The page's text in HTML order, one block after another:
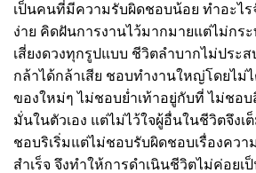
เป็นคนที่มีความรับผิดชอบน้อย ทำอะไร
ง่าย คิดฝันการงานไว้มากมายแต่ไม่กร
เสี่ยงดวงทุกรูปแบบ ชีวิตลำบากไม่ประ
กล้าได้กล้าเสีย ชอบทำงานใหญ่โดยไม่
ของใหม่ๆ ไม่ชอบย่ำเท้าอยู่กับที่ ไม่ชอบ
มั่นในตัวเอง แต่ไม่ไว้ใจผู้อื่นในชีวิตจึงเ
ชอบริเริ่มแต่ไม่ชอบรับผิดชอบเรื่องคว
สำเร็จ จึงทำให้การดำเนินชีวิตไม่ค่อยเ